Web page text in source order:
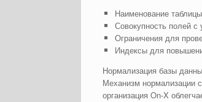
Наименование
Совокупность полей
Ограничения для
Индексы для
Нормализация базы
Механизм нормализации
организация On-X